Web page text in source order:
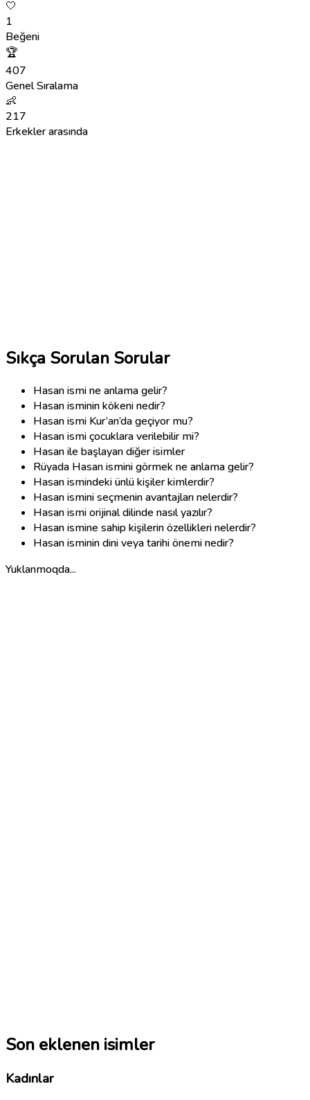
🤍
1
Beğeni
🏆
407
Genel Sıralama
👶
217
Erkekler arasında
Sıkça Sorulan Sorular
Hasan ismi ne anlama gelir?
Hasan isminin kökeni nedir?
Hasan ismi Kur’an’da geçiyor mu?
Hasan ismi çocuklara verilebilir mi?
Hasan ile başlayan diğer isimler
Rüyada Hasan ismini görmek ne anlama gelir?
Hasan ismindeki ünlü kişiler kimlerdir?
Hasan ismini seçmenin avantajları nelerdir?
Hasan ismi orijinal dilinde nasıl yazılır?
Hasan ismine sahip kişilerin özellikleri nelerdir?
Hasan isminin dini veya tarihi önemi nedir?
Yuklanmoqda...
Son eklenen isimler
Kadınlar